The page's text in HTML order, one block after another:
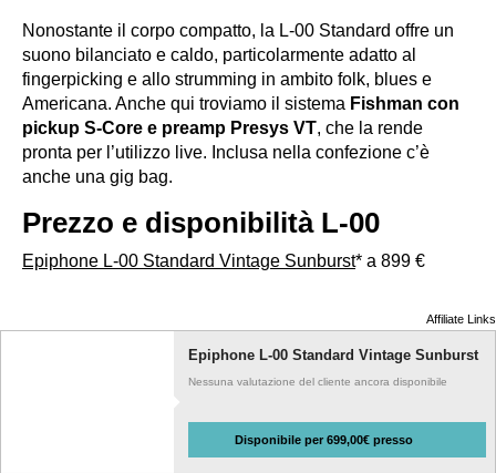
Nonostante il corpo compatto, la L-00 Standard offre un
suono bilanciato e caldo, particolarmente adatto al
fingerpicking e allo strumming in ambito folk, blues e
Americana. Anche qui troviamo il sistema Fishman con
pickup S-Core e preamp Presys VT, che la rende
pronta per l’utilizzo live. Inclusa nella confezione c’è
anche una gig bag.
Prezzo e disponibilità L-00
Epiphone L-00 Standard Vintage Sunburst* a 899 €
Affiliate Links
Epiphone L-00 Standard Vintage Sunburst
Nessuna valutazione del cliente ancora disponibile
Disponibile per 699,00€ presso